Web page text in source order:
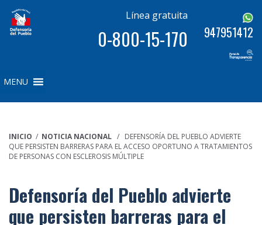
Línea gratuita
0-800-15-170 947951412
MENU
INICIO / NOTICIA NACIONAL / DEFENSORÍA DEL PUEBLO ADVIERTE
QUE PERSISTEN BARRERAS PARA EL ACCESO OPORTUNO A TRATAMIENTOS
DE PERSONAS CON ESCLEROSIS MÚLTIPLE
Defensoría del Pueblo advierte
que persisten barreras para el